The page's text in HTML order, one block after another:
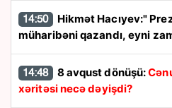
14:50
müharibəni qazandı, eyni
14:48 8 avqust dönüşü:
xəritəsi necə dəyişdi?